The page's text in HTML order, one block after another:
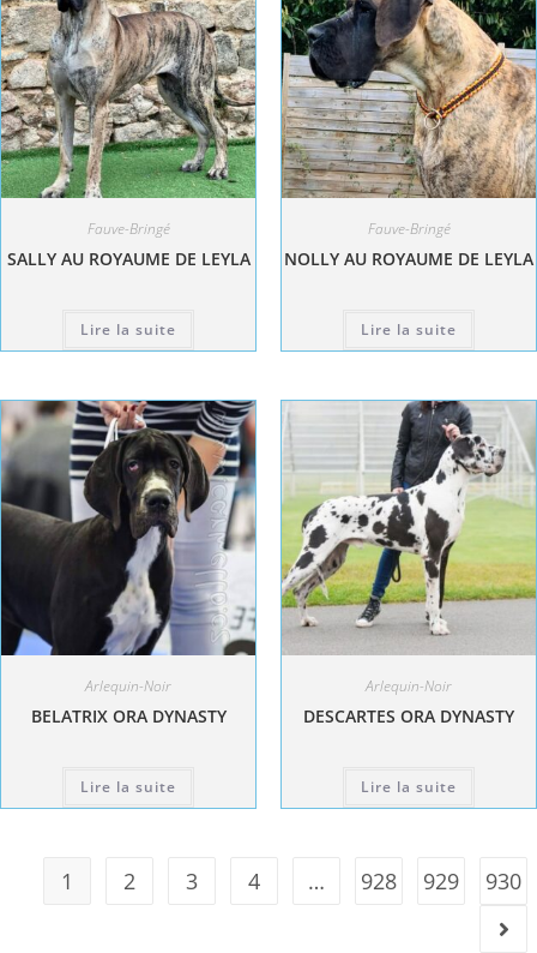
Fauve-Bringé
SALLY AU ROYAUME DE LEYLA
Lire la suite
Fauve-Bringé
NOLLY AU ROYAUME DE LEYLA
Lire la suite
Arlequin-Noir
BELATRIX ORA DYNASTY
Lire la suite
Arlequin-Noir
DESCARTES ORA DYNASTY
Lire la suite
1 2 3 4 … 928 929 930